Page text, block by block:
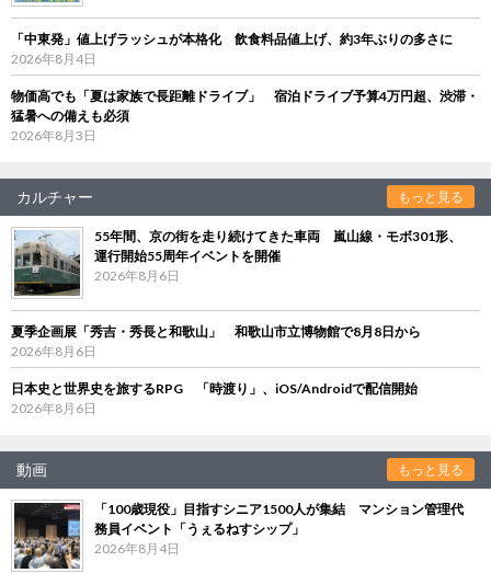
「中東発」値上げラッシュが本格化 飲食料品値上げ、約3年ぶりの多さに
2026年8月4日
物価高でも「夏は家族で長距離ドライブ」 宿泊ドライブ予算4万円超、渋滞・
猛暑への備えも必須
2026年8月3日
カルチャー もっと見る
55年間、京の街を走り続けてきた車両 嵐山線・モボ301形、
運行開始55周年イベントを開催
2026年8月6日
夏季企画展「秀吉・秀長と和歌山」 和歌山市立博物館で8月8日から
2026年8月6日
日本史と世界史を旅するRPG 「時渡り」、iOS/Androidで配信開始
2026年8月6日
動画 もっと見る
「100歳現役」目指すシニア1500人が集結 マンション管理代
務員イベント「うぇるねすシップ」
2026年8月4日